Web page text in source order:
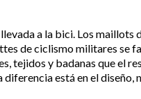
a la bici. Los maillots
de ciclismo militares se
tejidos y badanas que el
está en el diseño,